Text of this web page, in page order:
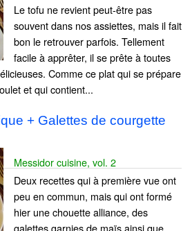
Le tofu ne revient peut-être pas
souvent dans nos assiettes, mais il fait
bon le retrouver parfois. Tellement
facile à apprêter, il se prête à toutes
Comme ce plat qui se prépare
et qui contient...
+ Galettes de courgette
Messidor cuisine, vol. 2
Deux recettes qui à première vue ont
peu en commun, mais qui ont formé
hier une chouette alliance, des